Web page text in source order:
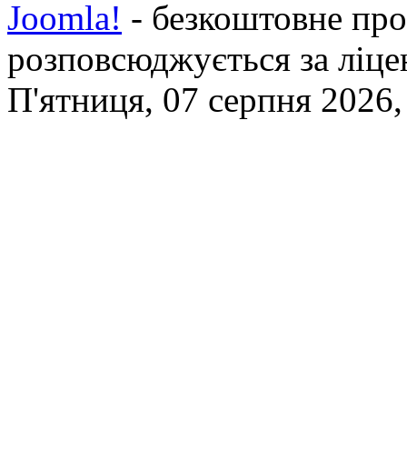
Joomla! - безкоштовне
розповсюджується за
П'ятниця, 07 серпня